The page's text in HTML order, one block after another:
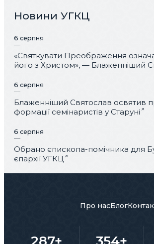
Новини УГКЦ
6 серпня
«Святкувати Преображення
його з Христом», — Блаженніший
6 серпня
Блаженніший Святослав освятив
формації семінаристів у Старуні
6 серпня
Обрано єпископа-помічника для
єпархії УГКЦ
Про насБлог